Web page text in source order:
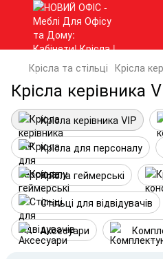
Крісла та стільці Крісла
Крісла керівника
Крісла керівника VIP
Крісла для персоналу
Крісла геймерські
Стільці для відвідувачів
Аксесуари